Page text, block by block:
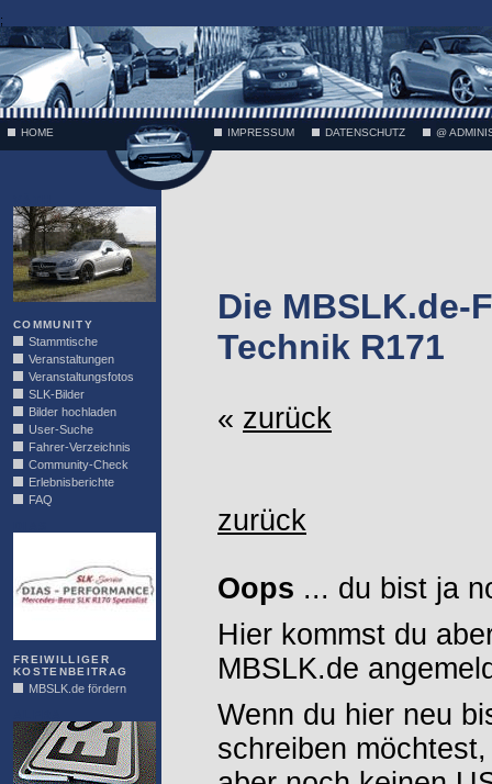
;
HOME IMPRESSUM DATENSCHUTZ @
COMMUNITY
Stammtische
Veranstaltungen
Veranstaltungsfotos
SLK-Bilder
Bilder hochladen
User-Suche
Fahrer-Verzeichnis
Community-Check
Erlebnisberichte
FAQ
FREIWILLIGER
KOSTENBEITRAG
MBSLK.de fördern
Die MBSLK.de-
Technik R171
« zurück
zurück
Oops ... du bist ja
Hier kommst du
MBSLK.de
Wenn du hier neu
schreiben möchtest,